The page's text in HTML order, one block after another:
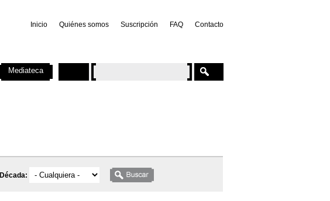
Inicio Quiénes somos Suscripción FAQ Contacto
Década:
Mediateca